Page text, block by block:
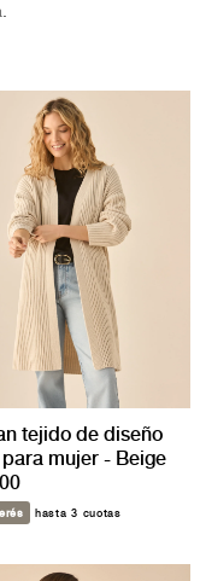
tejido de diseño
mujer - Beige
hasta 3 cuotas